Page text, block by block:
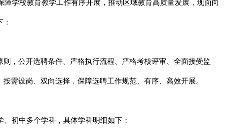
学校教育教学工作有序开展，推动区域教育高质量发展，现面向
，公开选聘条件、严格执行流程、严格考核评审、全面接受监
需设岗、双向选择，保障选聘工作规范、有序、高效开展。
初中多个学科，具体学科明细如下：